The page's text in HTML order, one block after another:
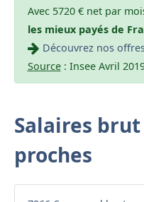
Avec 5720 € net par
les mieux payés de
Découvrez nos
Source: Insee Avril
Salaires
proches